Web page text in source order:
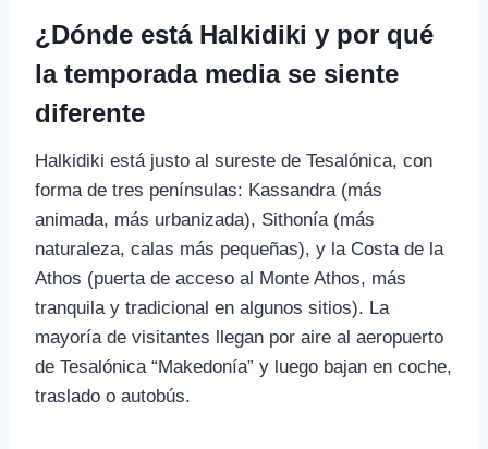
¿Dónde está Halkidiki y por qué
la temporada media se siente
diferente
Halkidiki está justo al sureste de Tesalónica, con
forma de tres penínsulas: Kassandra (más
animada, más urbanizada), Sithonía (más
naturaleza, calas más pequeñas), y la Costa de la
Athos (puerta de acceso al Monte Athos, más
tranquila y tradicional en algunos sitios). La
mayoría de visitantes llegan por aire al aeropuerto
de Tesalónica “Makedonía” y luego bajan en coche,
traslado o autobús.